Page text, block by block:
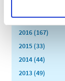
januar (17)
2016 (167)
2015 (33)
2014 (44)
2013 (49)